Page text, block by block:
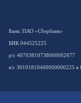
Банк: ПАО «Сбербанк»
БИК 044525225
р/с 40703810738000002677
к/с